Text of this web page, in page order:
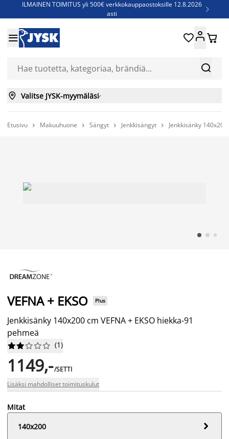
ILMAINEN TOIMITUS yli 500€ verkkokauppaostoksille 12.8.2026
asti

Jenkkisänkyjä - Säästä jopa 60%


 
 Valitse JYSK-myymäläsi
Etusivu  Makuuhuone  Sängyt  Jenkkisängyt  Jenkkisänky
VEFNA + EKSO Plus
Jenkkisänky 140x200 cm VEFNA + EKSO hiekka-91
pehmeä





 (1)
1149,-/SETTI
Lisäksi mahdolliset toimituskulut
Mitat
140x200
